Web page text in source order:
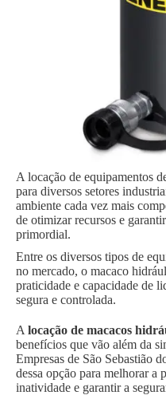
A locação de equipamentos
para diversos setores
ambiente cada vez mais
de otimizar recursos e
primordial.
Entre os diversos tipos de
no mercado, o macaco
praticidade e capacidade de
segura e controlada.
A locação de macacos
benefícios que vão além da
Empresas de São Sebastião
dessa opção para melhorar
inatividade e garantir a